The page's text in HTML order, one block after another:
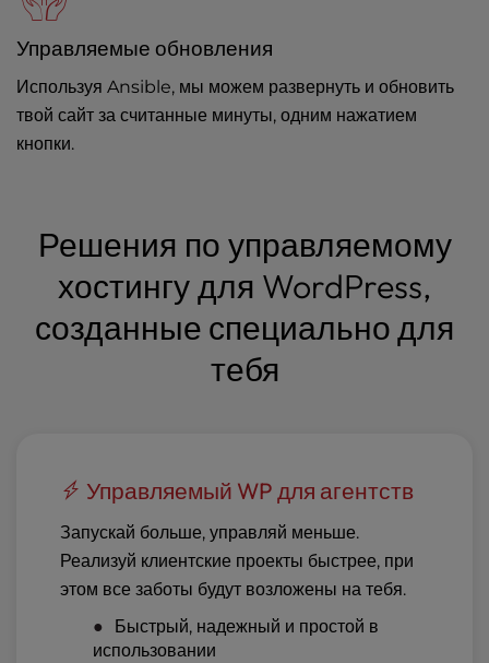
Управляемые обновления
Используя Ansible, мы можем развернуть и обновить
твой сайт за считанные минуты, одним нажатием
кнопки.
Решения по управляемому
хостингу для WordPress,
созданные специально для
тебя
Управляемый WP для агентств
Запускай больше, управляй меньше.
Реализуй клиентские проекты быстрее, при
этом все заботы будут возложены на тебя.
Быстрый, надежный и простой в
использовании